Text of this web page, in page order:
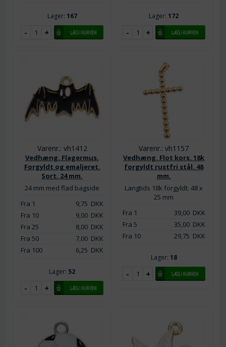
Lager: 167 Lager: 172
Varenr.: vh1412
Vedhæng. Flagermus.
Forgyldt og emaljeret.
Sort. 24 mm.
24 mm med flad bagside
Fra 1
9,75 DKK
Fra 10
9,00DKK
Fra 25
8,00DKK
Fra 50
7,00DKK
Fra 100
6,25 DKK
Lager: 52
Varenr.: vh1157
Vedhæng. Flot kors. 18k
forgyldt rustfri stål. 48
mm.
Langtids 18k forgyldt. 48 x
25 mm
Fra 1
39,00DKK
Fra 5
35,00DKK
Fra 10
29,75 DKK
Lager: 18